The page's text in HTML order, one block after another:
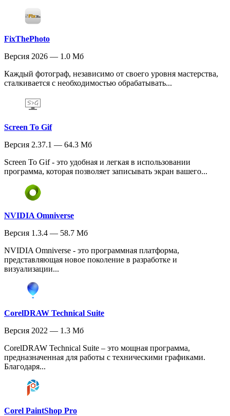
FixThePhoto
Версия 2026 — 1.0 Мб
Каждый фотограф, независимо от своего уровня мастерства,
сталкивается с необходимостью обрабатывать...
Screen To Gif
Версия 2.37.1 — 64.3 Мб
Screen To Gif - это удобная и легкая в использовании
программа, которая позволяет записывать экран вашего...
NVIDIA Omniverse
Версия 1.3.4 — 58.7 Мб
NVIDIA Omniverse - это программная платформа,
представляющая новое поколение в разработке и
визуализации...
CorelDRAW Technical Suite
Версия 2022 — 1.3 Мб
CorelDRAW Technical Suite – это мощная программа,
предназначенная для работы с техническими графиками.
Благодаря...
Corel PaintShop Pro